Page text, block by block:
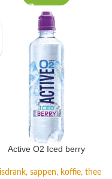
Active O2 Iced berry
sappen, koffie, thee